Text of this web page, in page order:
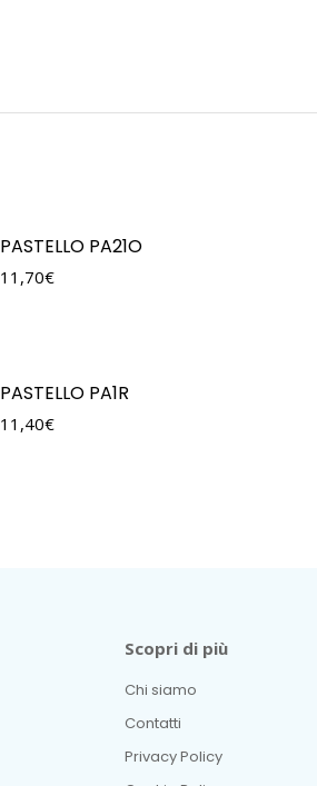
PASTELLO PA21O
11,70€
PASTELLO PA1R
11,40€
Scopri di più
Chi siamo
Contatti
Privacy Policy